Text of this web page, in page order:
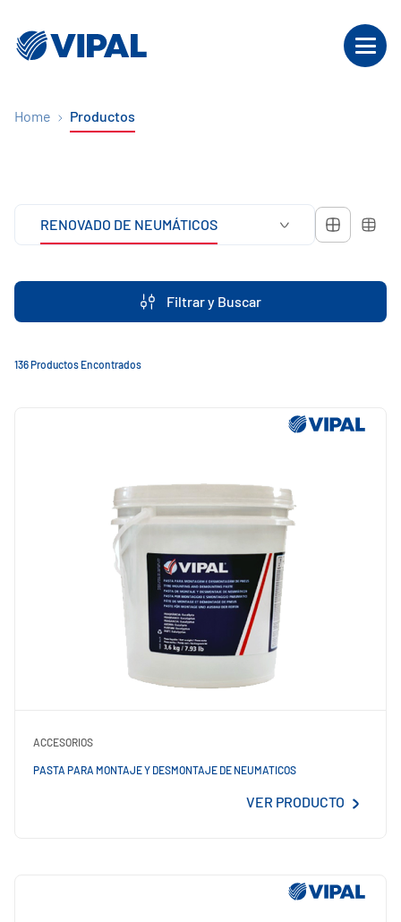
Home Productos
Filtrar y Buscar
RENOVADO DE NEUMÁTICOS
136 Productos Encontrados
ACCESORIOS
PASTA PARA MONTAJE Y DESMONTAJE DE NEUMATICOS
VER PRODUCTO